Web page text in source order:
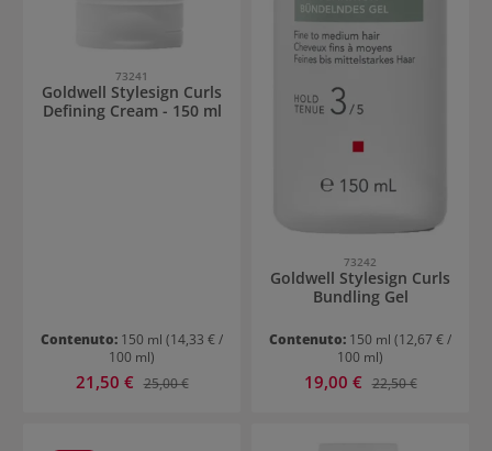
73241
Goldwell Stylesign Curls
Defining Cream - 150 ml
Contenuto: 150 ml (14,33 € /
100 ml)
Prezzo di vendita:
21,50 € Prezzo normale:
25,00 €
73242
Goldwell Stylesign Curls
Bundling Gel
Contenuto: 150 ml (12,67 € /
100 ml)
Prezzo di vendita:
19,00 € Prezzo normale:
22,50 €